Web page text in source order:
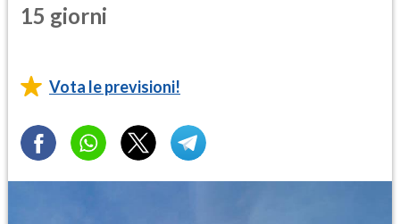
15 giorni
Vota le previsioni!